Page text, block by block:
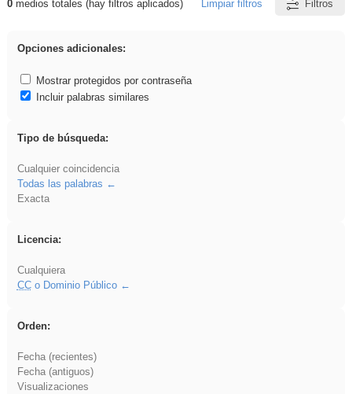
Resultados de: Benagulu
0medios totales (hay filtros aplicados) Limpiar filtros Filtros
Opciones adicionales:
Mostrar protegidos por contraseña
Incluir palabras similares
Tipo de búsqueda:
Cualquier coincidencia
Todas las palabras
Exacta
Licencia:
Cualquiera
CCo Dominio Público
Orden:
Fecha (recientes)
Fecha (antiguos)
Visualizaciones